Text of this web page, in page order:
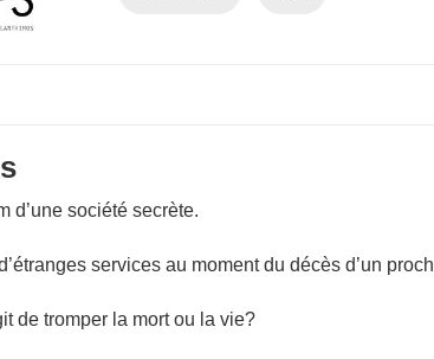
d’une société secrète.
services au moment du décès d’un
de tromper la mort ou la vie?